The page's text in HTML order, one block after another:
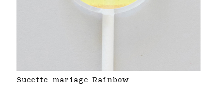
Sucette mariage Rainbow